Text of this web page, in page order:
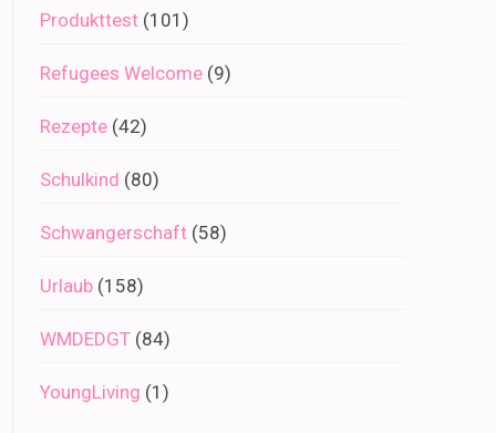
Produkttest (101)
Refugees Welcome (9)
Rezepte (42)
Schulkind (80)
Schwangerschaft (58)
Urlaub (158)
WMDEDGT (84)
YoungLiving (1)